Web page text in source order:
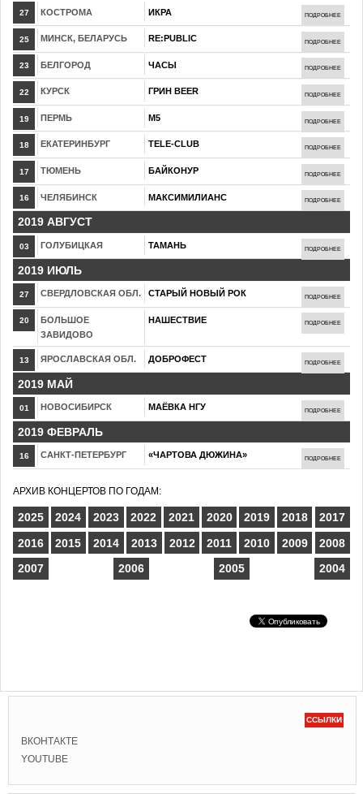
27 КОСТРОМА ИКРА ПОДРОБНЕЕ
25 МИНСК, БЕЛАРУСЬ RE:PUBLIC ПОДРОБНЕЕ
23 БЕЛГОРОД ЧАСЫ ПОДРОБНЕЕ
22 КУРСК ГРИН BEER ПОДРОБНЕЕ
19 ПЕРМЬ М5 ПОДРОБНЕЕ
18 ЕКАТЕРИНБУРГ TELE-CLUB ПОДРОБНЕЕ
17 ТЮМЕНЬ БАЙКОНУР ПОДРОБНЕЕ
16 ЧЕЛЯБИНСК МАКСИМИЛИАНС ПОДРОБНЕЕ
2019 АВГУСТ
03 ГОЛУБИЦКАЯ ТАМАНЬ ПОДРОБНЕЕ
2019 ИЮЛЬ
27 СВЕРДЛОВСКАЯ ОБЛ. СТАРЫЙ НОВЫЙ РОК ПОДРОБНЕЕ
20
БОЛЬШОЕ
ЗАВИДОВО
НАШЕСТВИЕ ПОДРОБНЕЕ
13 ЯРОСЛАВСКАЯ ОБЛ. ДОБРОФЕСТ ПОДРОБНЕЕ
2019 МАЙ
01 НОВОСИБИРСК МАЁВКА НГУ ПОДРОБНЕЕ
2019 ФЕВРАЛЬ
16 САНКТ-ПЕТЕРБУРГ «ЧАРТОВА ДЮЖИНА» ПОДРОБНЕЕ
АРХИВ КОНЦЕРТОВ ПО ГОДАМ:
2025 2024 2023 2022 2021 2020 2019 2018
2017
2016
2015 2014 2013 2012 2011 2010 2009
2008
2007
2006 2005 2004
ССЫЛКИ
ВКОНТАКТЕ
YOUTUBE